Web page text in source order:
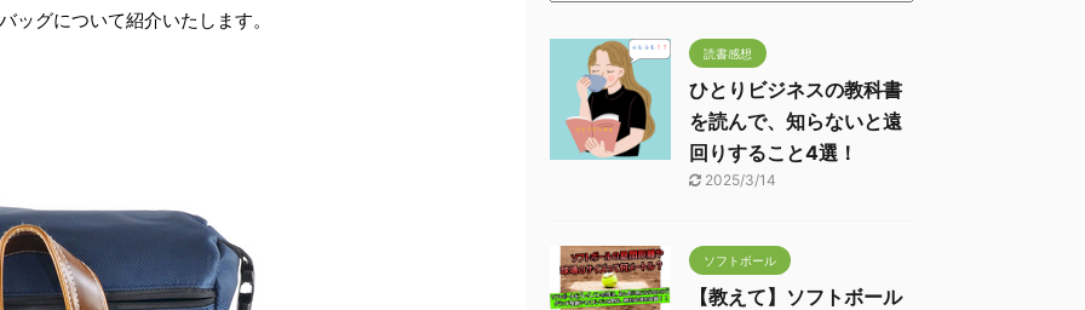
ッグについて紹介いたします。
読書感想
ひとりビジネスの教科書
を読んで、知らないと遠
回りすること4選！
2025/3/14
ソフトボール
【教えて】ソフトボール